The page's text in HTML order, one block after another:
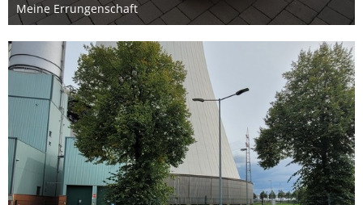
Meine Errungenschaft
22. Oktober 2025
2